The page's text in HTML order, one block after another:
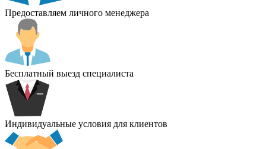
Предоставляем личного менеджера
Бесплатный выезд специалиста
Индивидуальные условия для клиентов